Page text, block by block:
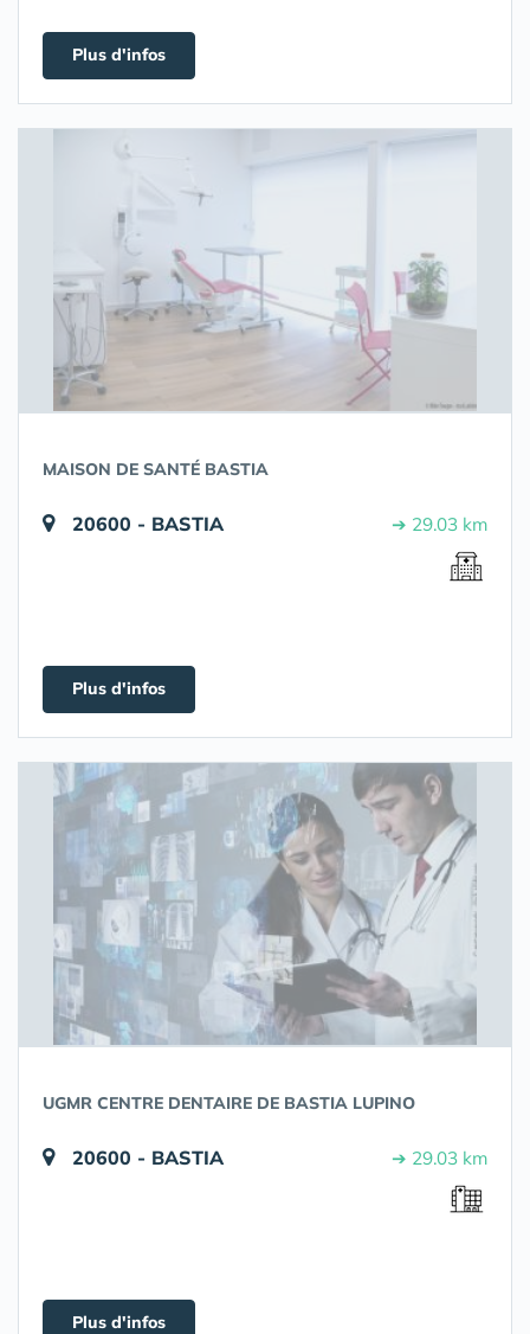
Plus d'infos
MAISON DE SANTÉ BASTIA
20600 - BASTIA ➔ 29.03 km
Plus d'infos
UGMR CENTRE DENTAIRE DE BASTIA LUPINO
20600 - BASTIA ➔ 29.03 km
Plus d'infos